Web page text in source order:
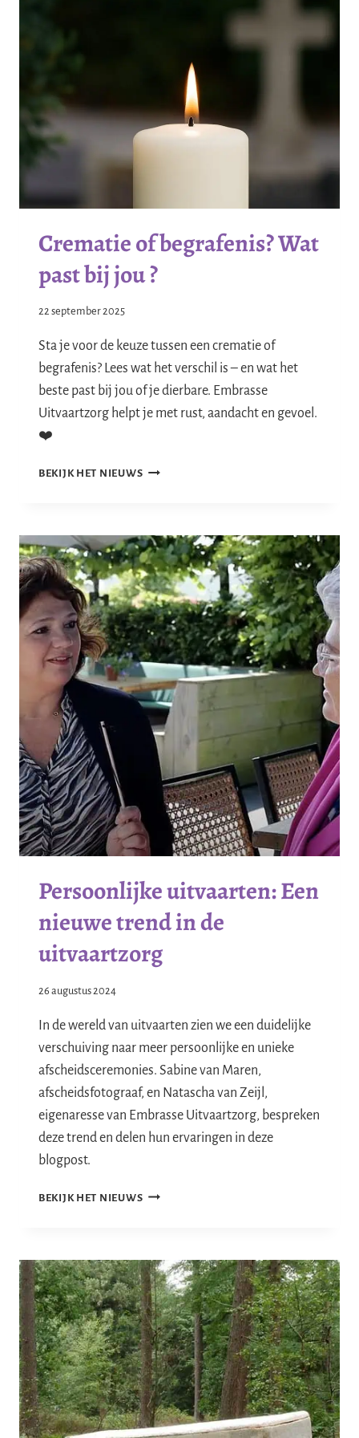
Crematie of begrafenis? Wat
past bij jou ?
22 september 2025
Sta je voor de keuze tussen een crematie of
begrafenis? Lees wat het verschil is – en wat het
beste past bij jou of je dierbare. Embrasse
Uitvaartzorg helpt je met rust, aandacht en gevoel.
❤️
BEKIJK HET NIEUWSCREMATIE
PAST
BIJ
JOU
?
Persoonlijke uitvaarten: Een
nieuwe trend in de
uitvaartzorg
26 augustus 2024
In de wereld van uitvaarten zien we een duidelijke
verschuiving naar meer persoonlijke en unieke
afscheidsceremonies. Sabine van Maren,
afscheidsfotograaf, en Natascha van Zeijl,
eigenaresse van Embrasse Uitvaartzorg, bespreken
deze trend en delen hun ervaringen in deze
blogpost.
BEKIJK HET NIEUWSPERSOONLIJKE
TREND
IN
DE
UITVAARTZORG